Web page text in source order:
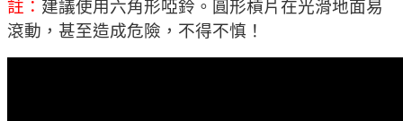
註： 建議使用六角形啞鈴。圓形槓片在光滑地面易
滾動，甚至造成危險，不得不慎！